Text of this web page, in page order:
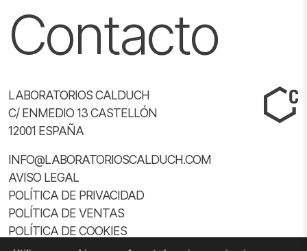
Contacto
LABORATORIOS CALDUCH
C/ ENMEDIO 13 CASTELLÓN
12001 ESPAÑA
INFO@LABORATORIOSCALDUCH.COM
AVISO LEGAL
POLÍTICA DE PRIVACIDAD
POLÍTICA DE VENTAS
POLÍTICA DE COOKIES